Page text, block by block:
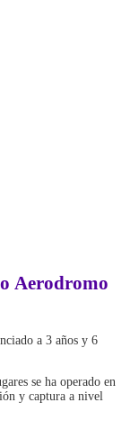
Aerodromo
a 3 años y 6
se ha operado en
y captura a nivel